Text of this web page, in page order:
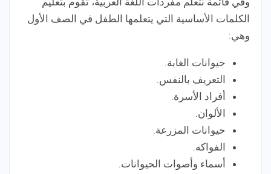
الكلمات الأساسية التي يتعلمها الطفل في الصف الأول
وهي:
حيوانات الغابة.
التعريف بالنفس.
أفراد الأسرة.
الألوان.
حيوانات المزرعة.
الفواكه.
أسماء وأصوات الحيوانات.